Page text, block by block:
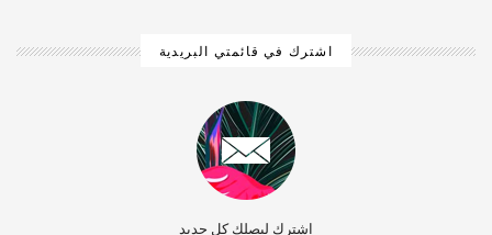
اشترك في قائمتي البريدية
اشترك ليصلك كل جديد